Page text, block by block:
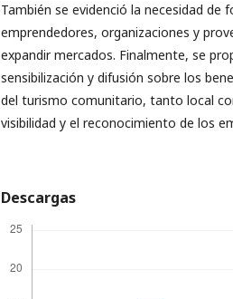
También se evidenció la necesidad de
emprendedores, organizaciones y
expandir mercados. Finalmente, se
sensibilización y difusión sobre los
del turismo comunitario, tanto local
visibilidad y el reconocimiento de los
Descargas